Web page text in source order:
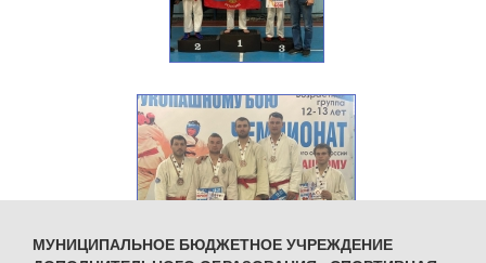
МУНИЦИПАЛЬНОЕ БЮДЖЕТНОЕ УЧРЕЖДЕНИЕ